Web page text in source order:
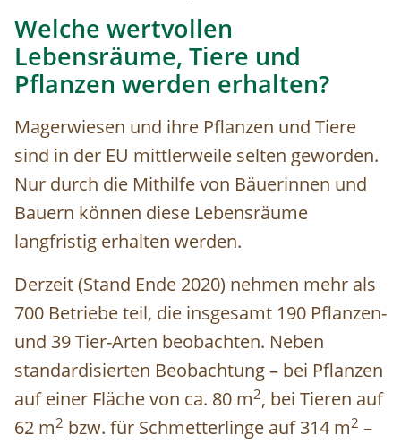
Welche wertvollen
Lebensräume, Tiere und
Pflanzen werden erhalten?
Magerwiesen und ihre Pflanzen und Tiere
sind in der EU mittlerweile selten geworden.
Nur durch die Mithilfe von Bäuerinnen und
Bauern können diese Lebensräume
langfristig erhalten werden.
Derzeit (Stand Ende 2020) nehmen mehr als
700 Betriebe teil, die insgesamt 190 Pflanzen-
und 39 Tier-Arten beobachten. Neben
standardisierten Beobachtung – bei Pflanzen
auf einer Fläche von ca. 80 m2, bei Tieren auf
62 m2 bzw. für Schmetterlinge auf 314 m2 –